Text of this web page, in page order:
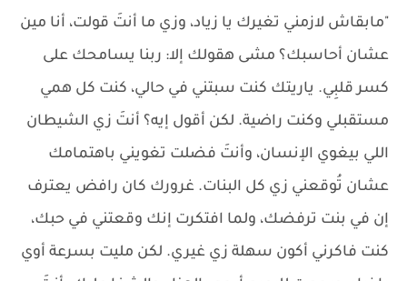
"مابقاش لازمني تغيرك يا زياد، وزي ما أنتَ قولت، أنا مين
عشان أحاسبك؟ مشى هقولك إلا: ربنا يسامحك على
كسر قلبِي. ياريتك كنت سبتني في حالي، كنت كل همي
مستقبلي وكنت راضية. لكن أقول إيه؟ أنتَ زي الشيطان
اللي بيغوي الإنسان، وأنتَ فضلت تغويني باهتمامك
عشان تُوقعني زي كل البنات. غرورك كان رافض يعترف
إن في بنت ترفضك، ولما افتكرت إنك وقعتني في حبك،
كنت فاكرني أكون سهلة زي غيري. لكن مليت بسرعة أوي